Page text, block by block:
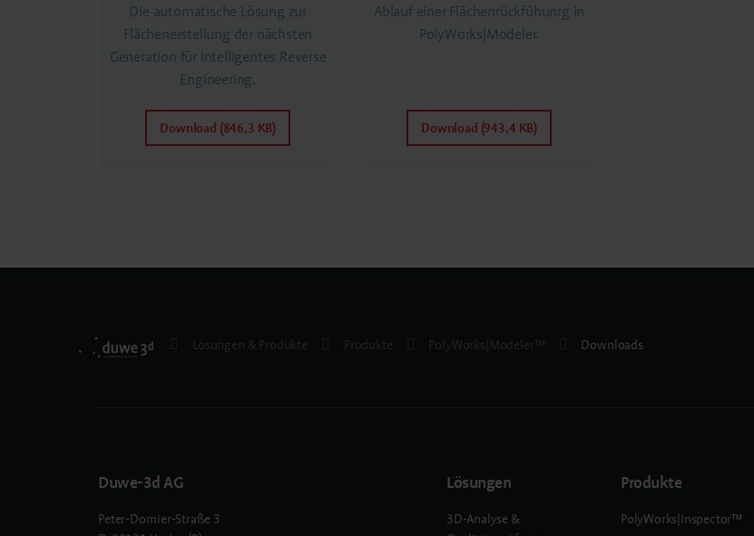
Die automatische Lösung zur
Flächenerstellung der nächsten
Generation für intelligentes Reverse
Engineering.
Download (846,3 KB)
Ablauf einer Flächenrückfühunrg in
PolyWorks|Modeler.
Download (943,4 KB)
Lösungen & Produkte Produkte PolyWorks|Modeler™ Downloads
Duwe-3d AG
Peter-Dornier-Straße 3
Lösungen
3D-Analyse &
Produkte
PolyWorks|Inspector™